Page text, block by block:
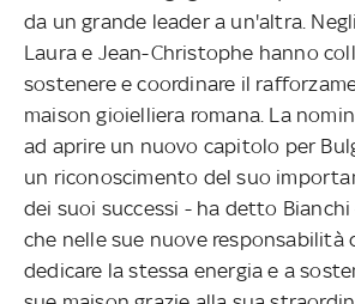
da un grande leader a un'altra.
Laura e Jean-Christophe hanno
sostenere e coordinare il
maison gioielliera romana. La
ad aprire un nuovo capitolo per
un riconoscimento del suo
dei suoi successi - ha detto
che nelle sue nuove responsabilità
dedicare la stessa energia e a